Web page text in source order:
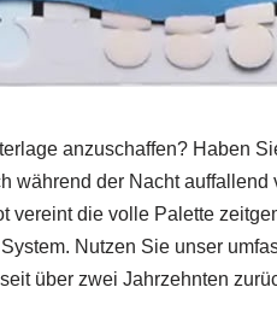
anzuschaffen? Haben
der Nacht
die volle Palette
Nutzen Sie unser
über zwei Jahrzehnten